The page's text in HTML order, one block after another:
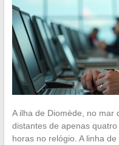
A ilha de Diomède, no mar
distantes de apenas
horas no relógio. A linha